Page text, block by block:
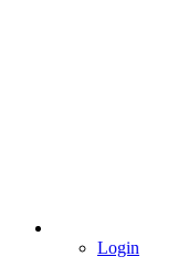
Login